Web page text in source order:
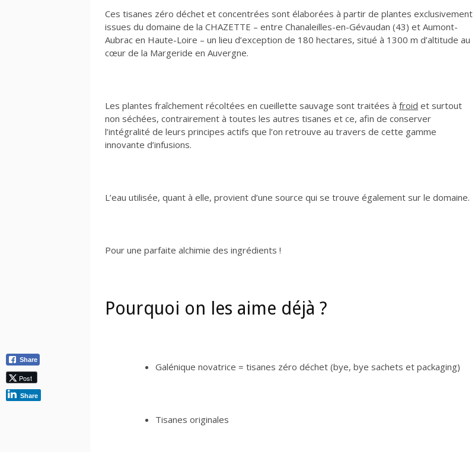
Ces tisanes zéro déchet et concentrées sont élaborées à partir de plantes exclusivement
issues du domaine de la CHAZETTE – entre Chanaleilles-en-Gévaudan (43) et Aumont-
Aubrac en Haute-Loire – un lieu d’exception de 180 hectares, situé à 1300 m d’altitude au
cœur de la Margeride en Auvergne.
Les plantes fraîchement récoltées en cueillette sauvage sont traitées à froid et surtout
non séchées, contrairement à toutes les autres tisanes et ce, afin de conserver
l’intégralité de leurs principes actifs que l’on retrouve au travers de cette gamme
innovante d’infusions.
L’eau utilisée, quant à elle, provient d’une source qui se trouve également sur le domaine.
Pour une parfaite alchimie des ingrédients !
Pourquoi on les aime déjà ?
Galénique novatrice = tisanes zéro déchet (bye, bye sachets et packaging)
Tisanes originales
Share
Post
Share